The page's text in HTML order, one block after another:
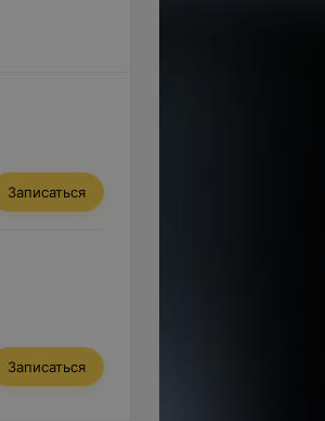
потери
Записаться
Записаться